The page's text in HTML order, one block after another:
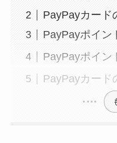
PayPayカード
PayPayポイン
PayPayポイン
PayPayカード